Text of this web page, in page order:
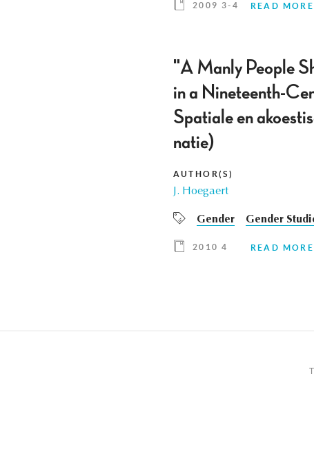
2009 3-4 READ MORE
"A Manly People
in a Nineteenth-
Spatiale en
natie)
AUTHOR(S)
J. Hoegaert
Gender Gender
2010 4 READ MORE